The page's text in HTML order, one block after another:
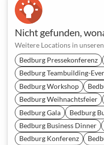
Nicht gefunden,
Weitere Locations in
Bedburg Pressekonferenz
Bedburg Teambuilding-
Bedburg Workshop
Bedburg Weihnachtsfeier
Bedburg Gala
Bedburg
Bedburg Business Dinner
Bedburg Konferenz